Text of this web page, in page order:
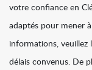
votre confiance en
adaptés pour mener
informations, veuillez
délais convenus. De